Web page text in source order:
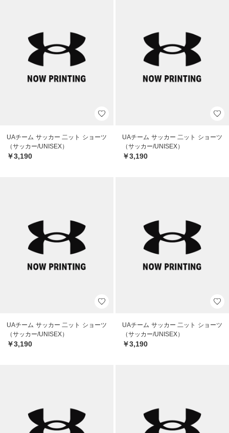
UAチーム サッカー 二ット ショーツ
（サッカー/UNISEX）
￥3,190
UAチーム サッカー 二ット ショーツ
（サッカー/UNISEX）
￥3,190
UAチーム サッカー 二ット ショーツ
（サッカー/UNISEX）
￥3,190
UAチーム サッカー 二ット ショーツ
（サッカー/UNISEX）
￥3,190